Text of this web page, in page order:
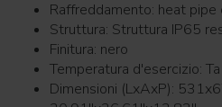
Struttura: Struttura
Finitura: nero
Temperatura d'esercizio:
Dimensioni (LxAxP):